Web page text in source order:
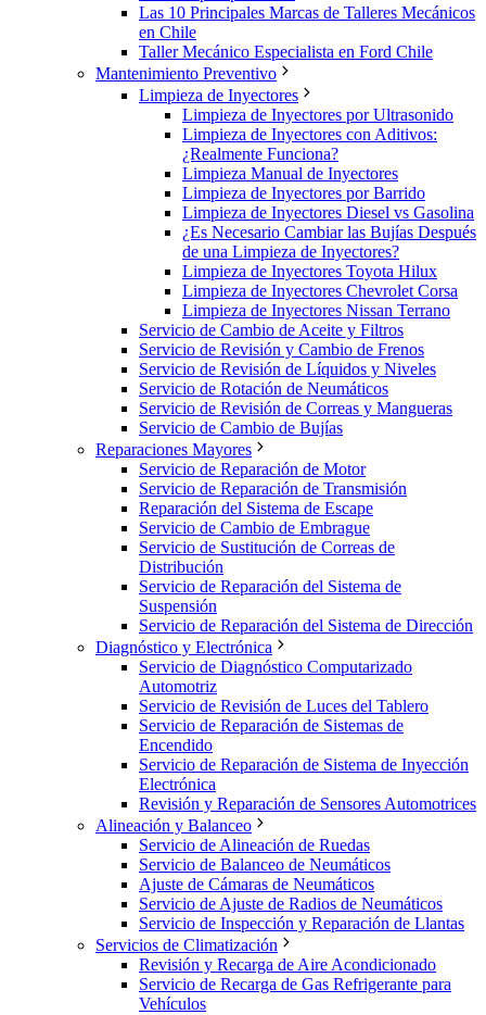
Las 10 Principales Marcas de Talleres Mecánicos
en Chile
Taller Mecánico Especialista en Ford Chile
Mantenimiento Preventivo
Limpieza de Inyectores
Limpieza de Inyectores por Ultrasonido
Limpieza de Inyectores con Aditivos:
¿Realmente Funciona?
Limpieza Manual de Inyectores
Limpieza de Inyectores por Barrido
Limpieza de Inyectores Diesel vs Gasolina
¿Es Necesario Cambiar las Bujías Después
de una Limpieza de Inyectores?
Limpieza de Inyectores Toyota Hilux
Limpieza de Inyectores Chevrolet Corsa
Limpieza de Inyectores Nissan Terrano
Servicio de Cambio de Aceite y Filtros
Servicio de Revisión y Cambio de Frenos
Servicio de Revisión de Líquidos y Niveles
Servicio de Rotación de Neumáticos
Servicio de Revisión de Correas y Mangueras
Servicio de Cambio de Bujías
Reparaciones Mayores
Servicio de Reparación de Motor
Servicio de Reparación de Transmisión
Reparación del Sistema de Escape
Servicio de Cambio de Embrague
Servicio de Sustitución de Correas de
Distribución
Servicio de Reparación del Sistema de
Suspensión
Servicio de Reparación del Sistema de Dirección
Diagnóstico y Electrónica
Servicio de Diagnóstico Computarizado
Automotriz
Servicio de Revisión de Luces del Tablero
Servicio de Reparación de Sistemas de
Encendido
Servicio de Reparación de Sistema de Inyección
Electrónica
Revisión y Reparación de Sensores Automotrices
Alineación y Balanceo
Servicio de Alineación de Ruedas
Servicio de Balanceo de Neumáticos
Ajuste de Cámaras de Neumáticos
Servicio de Ajuste de Radios de Neumáticos
Servicio de Inspección y Reparación de Llantas
Servicios de Climatización
Revisión y Recarga de Aire Acondicionado
Servicio de Recarga de Gas Refrigerante para
Vehículos